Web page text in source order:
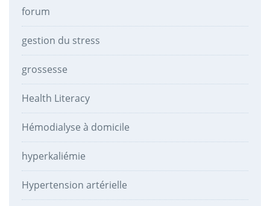
forum
gestion du stress
grossesse
Health Literacy
Hémodialyse à domicile
hyperkaliémie
Hypertension artérielle